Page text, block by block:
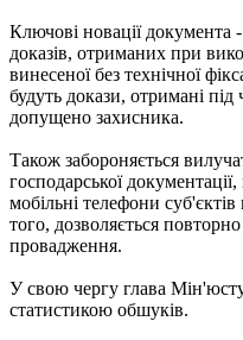
Ключові новації документа
доказів, отриманих при
винесеної без технічної
будуть докази, отримані
допущено захисника.
Також забороняється
господарської
мобільні телефони
того, дозволяється
провадження.
У свою чергу глава
статистикою обшуків.